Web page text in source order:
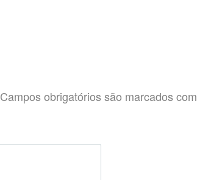
Campos obrigatórios são marcados com